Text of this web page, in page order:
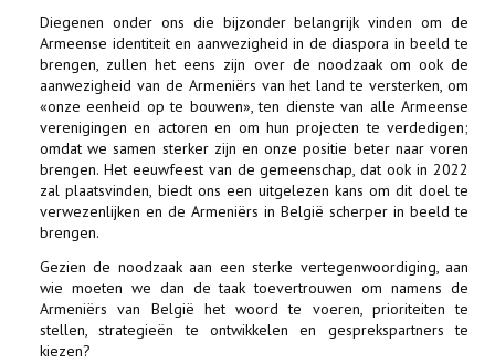
Diegenen onder ons die bijzonder belangrijk vinden om de
Armeense identiteit en aanwezigheid in de diaspora in beeld te
brengen, zullen het eens zijn over de noodzaak om ook de
aanwezigheid van de Armeniërs van het land te versterken, om
«onze eenheid op te bouwen», ten dienste van alle Armeense
verenigingen en actoren en om hun projecten te verdedigen;
omdat we samen sterker zijn en onze positie beter naar voren
brengen. Het eeuwfeest van de gemeenschap, dat ook in 2022
zal plaatsvinden, biedt ons een uitgelezen kans om dit doel te
verwezenlijken en de Armeniërs in België scherper in beeld te
brengen.
Gezien de noodzaak aan een sterke vertegenwoordiging, aan
wie moeten we dan de taak toevertrouwen om namens de
Armeniërs van België het woord te voeren, prioriteiten te
stellen, strategieën te ontwikkelen en gesprekspartners te
kiezen?